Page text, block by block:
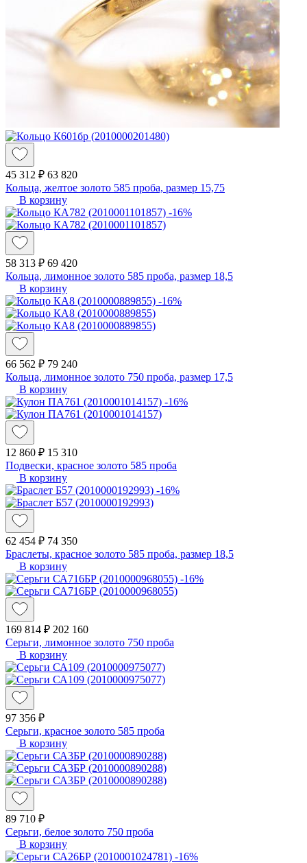
45 312 ₽ 63 820
Кольца, желтое золото 585 проба, размер 15,75
В корзину
-16%
58 313 ₽ 69 420
Кольца, лимонное золото 585 проба, размер 18,5
В корзину
-16%
66 562 ₽ 79 240
Кольца, лимонное золото 750 проба, размер 17,5
В корзину
-16%
12 860 ₽ 15 310
Подвески, красное золото 585 проба
В корзину
-16%
62 454 ₽ 74 350
Браслеты, красное золото 585 проба, размер 18,5
В корзину
-16%
169 814 ₽ 202 160
Серьги, лимонное золото 750 проба
В корзину
97 356 ₽
Серьги, красное золото 585 проба
В корзину
89 710 ₽
Серьги, белое золото 750 проба
В корзину
-16%